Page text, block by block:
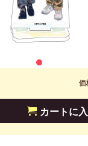
価
カートに